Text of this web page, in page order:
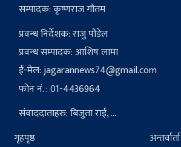
सम्पादक: कृष्णराज गौतम
प्रवन्ध निर्देशक: राजु पौडेल
प्रवन्ध सम्पादक: आशिष लामा
ई-मेल:jagarannews74@gmail.com
फोन नं. : 01-4436964
संवाददाताहरु: बिजुता राई, ...
गृहपृष्ठ
अन्तर्वार्ता